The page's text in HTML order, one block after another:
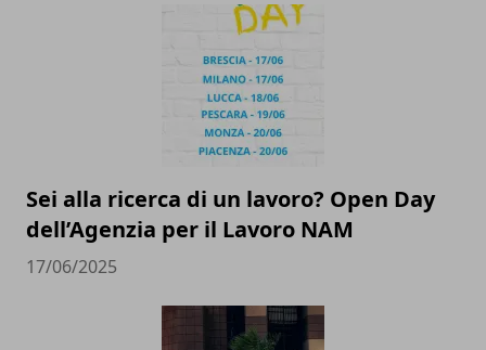
Sei alla ricerca di un lavoro? Open Day
dell’Agenzia per il Lavoro NAM
17/06/2025